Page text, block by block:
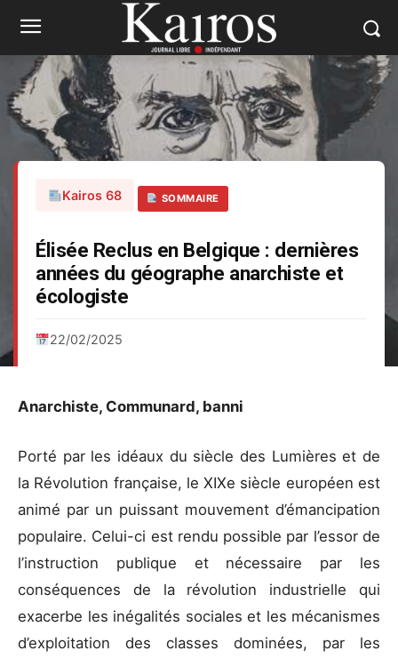
Kairos 68 SOMMAIRE
Élisée Reclus en Belgique : dernières
années du géographe anarchiste et
écologiste
22/02/2025
Anarchiste, Communard, banni
Porté par les idéaux du siècle des Lumières et de
la Révolution française, le XIXe siècle européen est
animé par un puissant mouvement d’émancipation
populaire. Celui-ci est rendu possible par l’essor de
l’instruction publique et nécessaire par les
conséquences de la révolution industrielle qui
exacerbe les inégalités sociales et les mécanismes
d’exploitation des classes dominées, par les